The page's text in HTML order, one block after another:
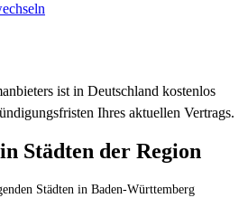
ist in Deutschland kostenlos
Ihres aktuellen Vertrags.
Städten der Region
Städten in Baden-Württemberg